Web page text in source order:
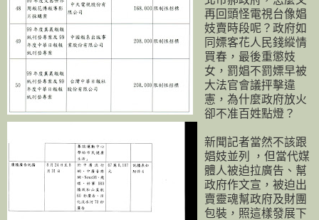
再回頭怪電視台像娼
妓賣時段呢？政府如
同嫖客花人民錢縱情
買春，最後重懲妓
女，罰娼不罰嫖早被
大法官會議抨擊違
憲，為什麼政府放火
卻不准百姓點燈？
新聞記者當然不該跟
娼妓並列 ，但當代媒
體人被迫拉廣告、幫
政府作文宣，被迫出
賣靈魂幫政府及財團
包裝，照這樣發展下